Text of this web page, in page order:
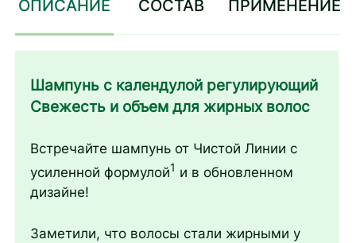
ОПИСАНИЕ СОСТАВ ПРИМЕНЕНИЕ
Шампунь с календулой регулирующий
Свежесть и объем для жирных волос
Встречайте шампунь от Чистой Линии с
усиленной формулой1 и в обновленном
дизайне!
Заметили, что волосы стали жирными у